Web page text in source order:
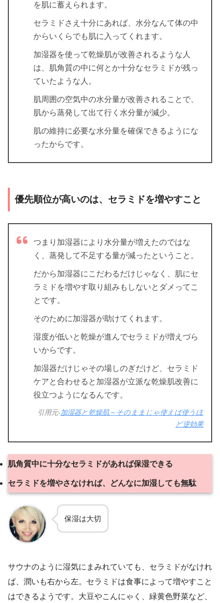
を肌に蓄えられます。
セラミドさえ十分にあれば、水分なんて体の中
からいくらでも肌に入ってくれます。
加湿器を使って乾燥肌が改善されるような人
は、肌角質の中に何とか十分なセラミドが残っ
ていたような人。
肌周囲の空気中の水分量が改善されることで、
肌から蒸発して出て行く水分量が減少。
肌の維持に必要な水分量を確保できるようにな
ったからです。
優先順位が高いのは、セラミドを増やすこと
つまり加湿器により水分量が増えたのではな
く、蒸発して不足する量が減ったということ。
だから加湿器にこだわるだけじゃなく、肌にセ
ラミドを増やす取り組みもしないとダメってこ
とです。
そのために加湿器が助けてくれます。
湿度が低いと乾燥が進んでセラミドが増えづら
いからです。
加湿器だけじゃその場しのぎだけど、セラミド
ケアと合わせると加湿器が立派な乾燥肌改善に
役立つようになるんです。
引用元-加湿器と乾燥肌～そのままじゃ使えば使うほ
ど逆効果
肌角質中に十分なセラミドがあれば保湿できる
セラミドを増やさなければ、どんなに加湿しても無駄
保湿は大切
サウナのように湿気にまみれていても、セラミドがなけれ
ば、潤いも右から左。セラミドは食事によって増やすこと
はできるようです。大豆やこんにゃく、緑黄色野菜など、